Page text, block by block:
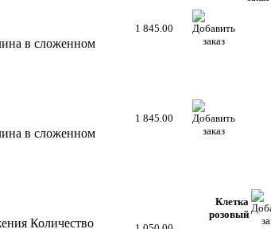
в сложенном
1 845.00
в сложенном
1 845.00
Количество
Клетка
розовый